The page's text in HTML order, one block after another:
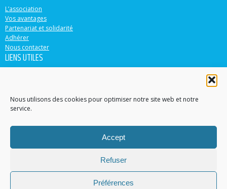
Nous utilisons des cookies pour optimiser notre site web et notre
service.
Accept
Refuser
Préférences
L’association
Vos avantages
Partenariat et solidarité
Adhérer
Nous contacter
LIENS UTILES
Accéder au site